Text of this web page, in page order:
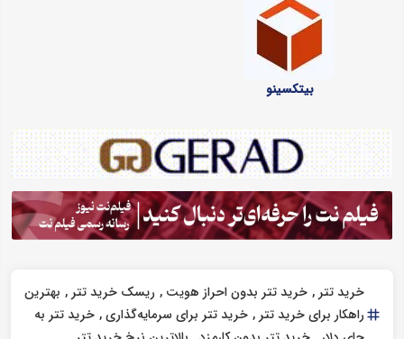
بیتکسینو
خرید تتر خرید تتر بدون احراز هویت ریسک خرید تتر بهترین
راهکار برای خرید تتر خرید تتر برای سرمایه‌گذاری خرید تتر به